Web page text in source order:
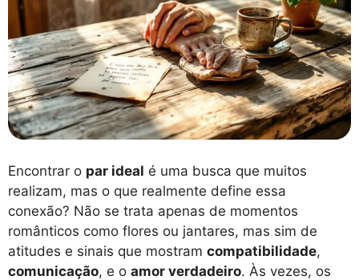
Encontrar o par ideal é uma busca que muitos
realizam, mas o que realmente define essa
conexão? Não se trata apenas de momentos
românticos como flores ou jantares, mas sim de
atitudes e sinais que mostram compatibilidade,
comunicação, e o amor verdadeiro. Às vezes, os